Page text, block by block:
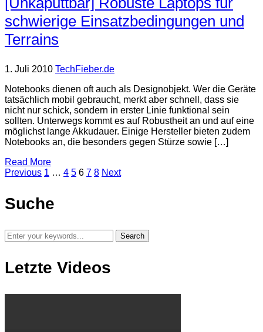
schwierige Einsatzbedingungen und
Terrains
1. Juli 2010 TechFieber.de
Notebooks dienen oft auch als Designobjekt. Wer die Geräte
tatsächlich mobil gebraucht, merkt aber schnell, dass sie
nicht nur schick, sondern in erster Linie funktional sein
sollten. Unterwegs kommt es auf Robustheit an und auf eine
möglichst lange Akkudauer. Einige Hersteller bieten zudem
Notebooks an, die besonders gegen Stürze sowie […]
Read More
Previous 1 … 4 5 6 7 8 Next
Suche
Letzte Videos